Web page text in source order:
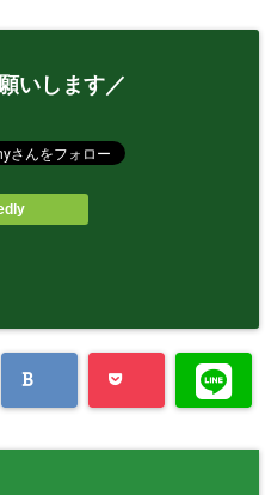
いします／